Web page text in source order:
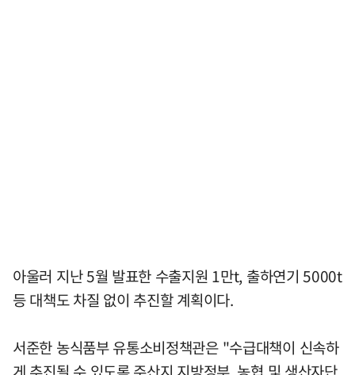
아울러 지난 5월 발표한 수출지원 1만t, 출하연기 5000t
등 대책도 차질 없이 추진할 계획이다.
서준한 농식품부 유통소비정책관은 "수급대책이 신속하